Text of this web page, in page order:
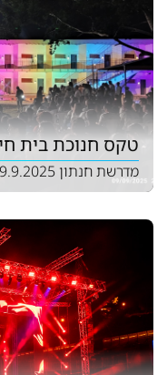
טקס חנוכת בית
מדרשת חנתון 9.9.2025